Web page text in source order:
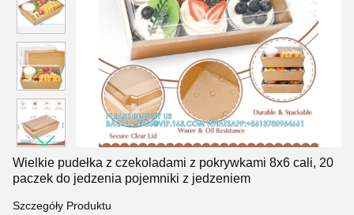
Wielkie pudełka z czekoladami z pokrywkami 8x6 cali, 20
paczek do jedzenia pojemniki z jedzeniem
Szczegóły Produktu